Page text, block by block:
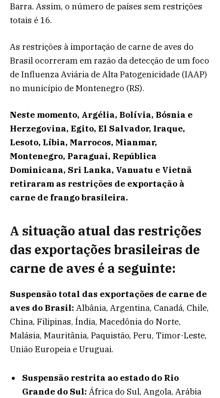
Barra. Assim, o número de países sem restrições
totais é 16.
As restrições à importação de carne de aves do
Brasil ocorreram em razão da detecção de um foco
de Influenza Aviária de Alta Patogenicidade (IAAP)
no município de Montenegro (RS).
Neste momento, Argélia, Bolívia, Bósnia e
Herzegovina, Egito, El Salvador, Iraque,
Lesoto, Líbia, Marrocos, Mianmar,
Montenegro, Paraguai, República
Dominicana, Sri Lanka, Vanuatu e Vietnã
retiraram as restrições de exportação à
carne de frango brasileira.
A situação atual das restrições
das exportações brasileiras de
carne de aves é a seguinte:
Suspensão total das exportações de carne de
aves do Brasil: Albânia, Argentina, Canadá, Chile,
China, Filipinas, Índia, Macedônia do Norte,
Malásia, Mauritânia, Paquistão, Peru, Timor-Leste,
União Europeia e Uruguai.
Suspensão restrita ao estado do Rio
Grande do Sul: África do Sul, Angola, Arábia